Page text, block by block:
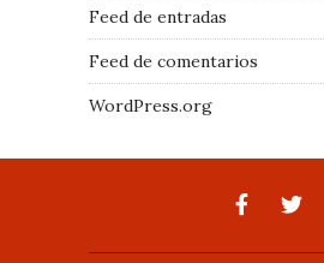
Feed de entradas
Feed de comentarios
WordPress.org